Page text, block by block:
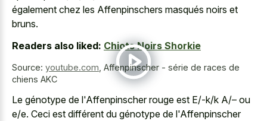
également chez les Affenpinschers masqués noirs et
bruns.
Readers also liked: Chiots Noirs Shorkie
Source: youtube.com Affenpinscher - série de races de
chiens AKC
Le génotype de l'Affenpinscher rouge est E/-k/k A/– ou
e/e. Ceci est différent du génotype de l'Affenpinscher